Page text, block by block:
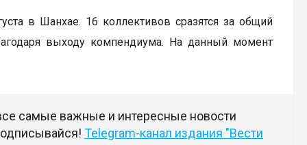
в Шанхае. 16 коллективов сразятся за общий
выходу компендиума. На данный момент
самые важные и интересные новости
Telegram-канал издания "Вести